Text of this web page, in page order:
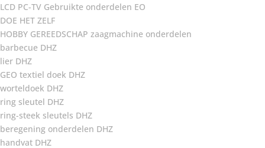
LCD PC-TV Gebruikte onderdelen EO
DOE HET ZELF
HOBBY GEREEDSCHAP zaagmachine onderdelen
barbecue DHZ
lier DHZ
GEO textiel doek DHZ
worteldoek DHZ
ring sleutel DHZ
ring-steek sleutels DHZ
beregening onderdelen DHZ
handvat DHZ